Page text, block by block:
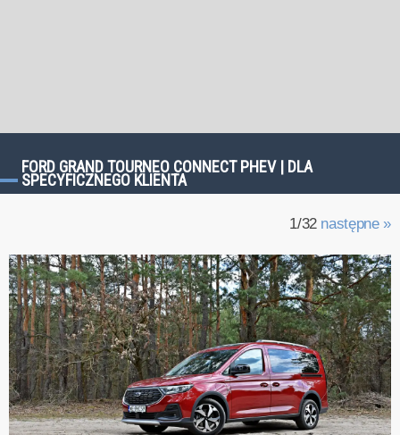
FORD GRAND TOURNEO CONNECT PHEV | DLA
SPECYFICZNEGO KLIENTA
1/32 następne »